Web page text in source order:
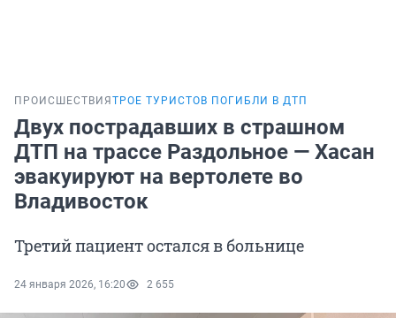
ПРОИСШЕСТВИЯ ТРОЕ ТУРИСТОВ ПОГИБЛИ В ДТП
Двух пострадавших в страшном
ДТП на трассе Раздольное — Хасан
эвакуируют на вертолете во
Владивосток
Третий пациент остался в больнице
24 января 2026, 16:20 2 655